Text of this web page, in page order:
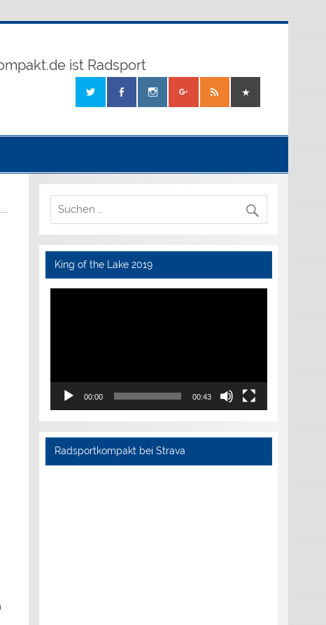
ist Radsport
King of the Lake 2019
Video-
00:00 00:43
Radsportkompakt bei Strava